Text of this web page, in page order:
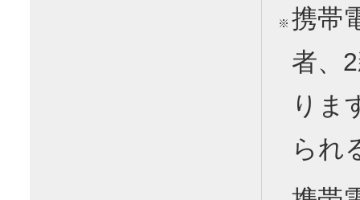
※ 携帯
者、
りま
られ